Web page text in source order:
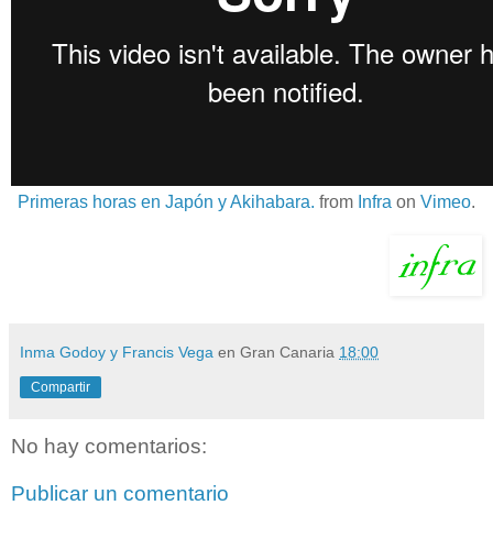
Primeras horas en Japón y Akihabara. from Infra on Vimeo.
Inma Godoy y Francis Vega en Gran Canaria 18:00
Compartir
No hay comentarios:
Publicar un comentario